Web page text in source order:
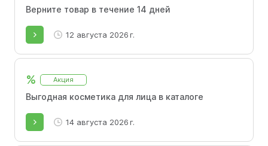
Верните товар в течение 14 дней
12 августа 2026 г.
% Акция
Выгодная косметика для лица в каталоге
14 августа 2026 г.